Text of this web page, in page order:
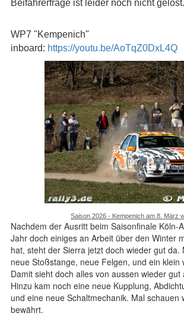
Beifahrerfrage ist leider noch nicht gelöst.
WP7 "Kempenich"
inboard: https://youtu.be/AoTqZ0DxL4Q
Saison 2026 - Kempenich am 8. März
Nachdem der Ausritt beim Saisonfinale Köln-
Jahr doch einiges an Arbeit über den Winter
hat, steht der Sierra jetzt doch wieder gut da.
neue Stoßstange, neue Felgen, und ein klein
Damit sieht doch alles von aussen wieder gut
Hinzu kam noch eine neue Kupplung,
und eine neue Schaltmechanik. Mal schauen
bewährt.